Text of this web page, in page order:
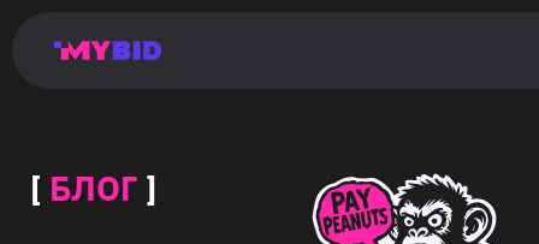
таргетинг
страница
targeting
monetization
[ БЛОГ ]